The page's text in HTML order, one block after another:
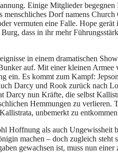
Einige Mitglieder
menschliches Dorf namens
vermuten eine Falle. Hope
dass in ihr mehr
in einem dramatischen
auf. Mit einer kleinen
ein. Es kommt zum Kampf:
Darcy und Rook zurück nach
Darcy nun Kräfte, die selbst
Hemmungen zu verlieren.
unbemerkt zu
Hoffnung als auch
machen – doch zugleich steht
gewachsen ist, muss nun